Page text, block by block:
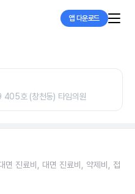
앱 다운로드
405호 (창천동) 타임의원
면 진료비, 대면 진료비, 약제비, 접